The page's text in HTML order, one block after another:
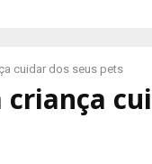
cuidar dos seus pets